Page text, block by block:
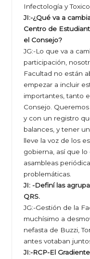
Infectología y
JI:-¿Qué va a
Centro de
el Consejo?
JG:-Lo que va a
participación,
Facultad no están
empezar a incluir
importantes, tanto
Consejo.
y con un registro
balances, y tener
lleve la voz de los
gobierna, así que
asambleas
problemáticas.
JI: -Definí las
QRS.
JG:-Gestión de la
muchísimo a
nefasta de Buzzi,
antes votaban
JI:-RCP-El